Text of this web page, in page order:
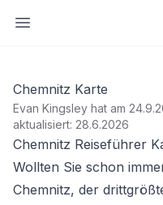
Seitenleiste öffnen
Chemnitz Karte
Evan Kingsley hat am
aktualisiert: 28.6.2026
Chemnitz Reiseführer
Wollten Sie schon
Chemnitz, der